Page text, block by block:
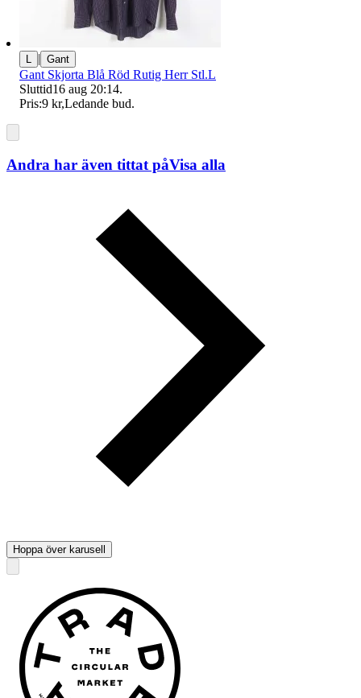
L | Gant
Gant Skjorta Blå Röd Rutig Herr Stl.L
Sluttid16 aug 20:14.
Pris:9 kr,Ledande bud.
Andra har även tittat påVisa alla
Hoppa över karusell